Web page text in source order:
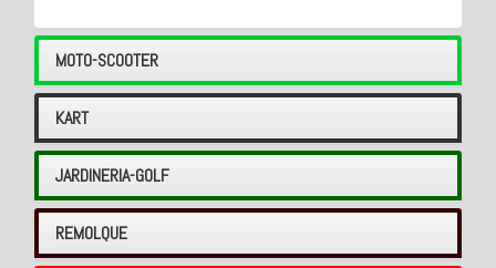
MOTO-SCOOTER
KART
JARDINERIA-GOLF
REMOLQUE